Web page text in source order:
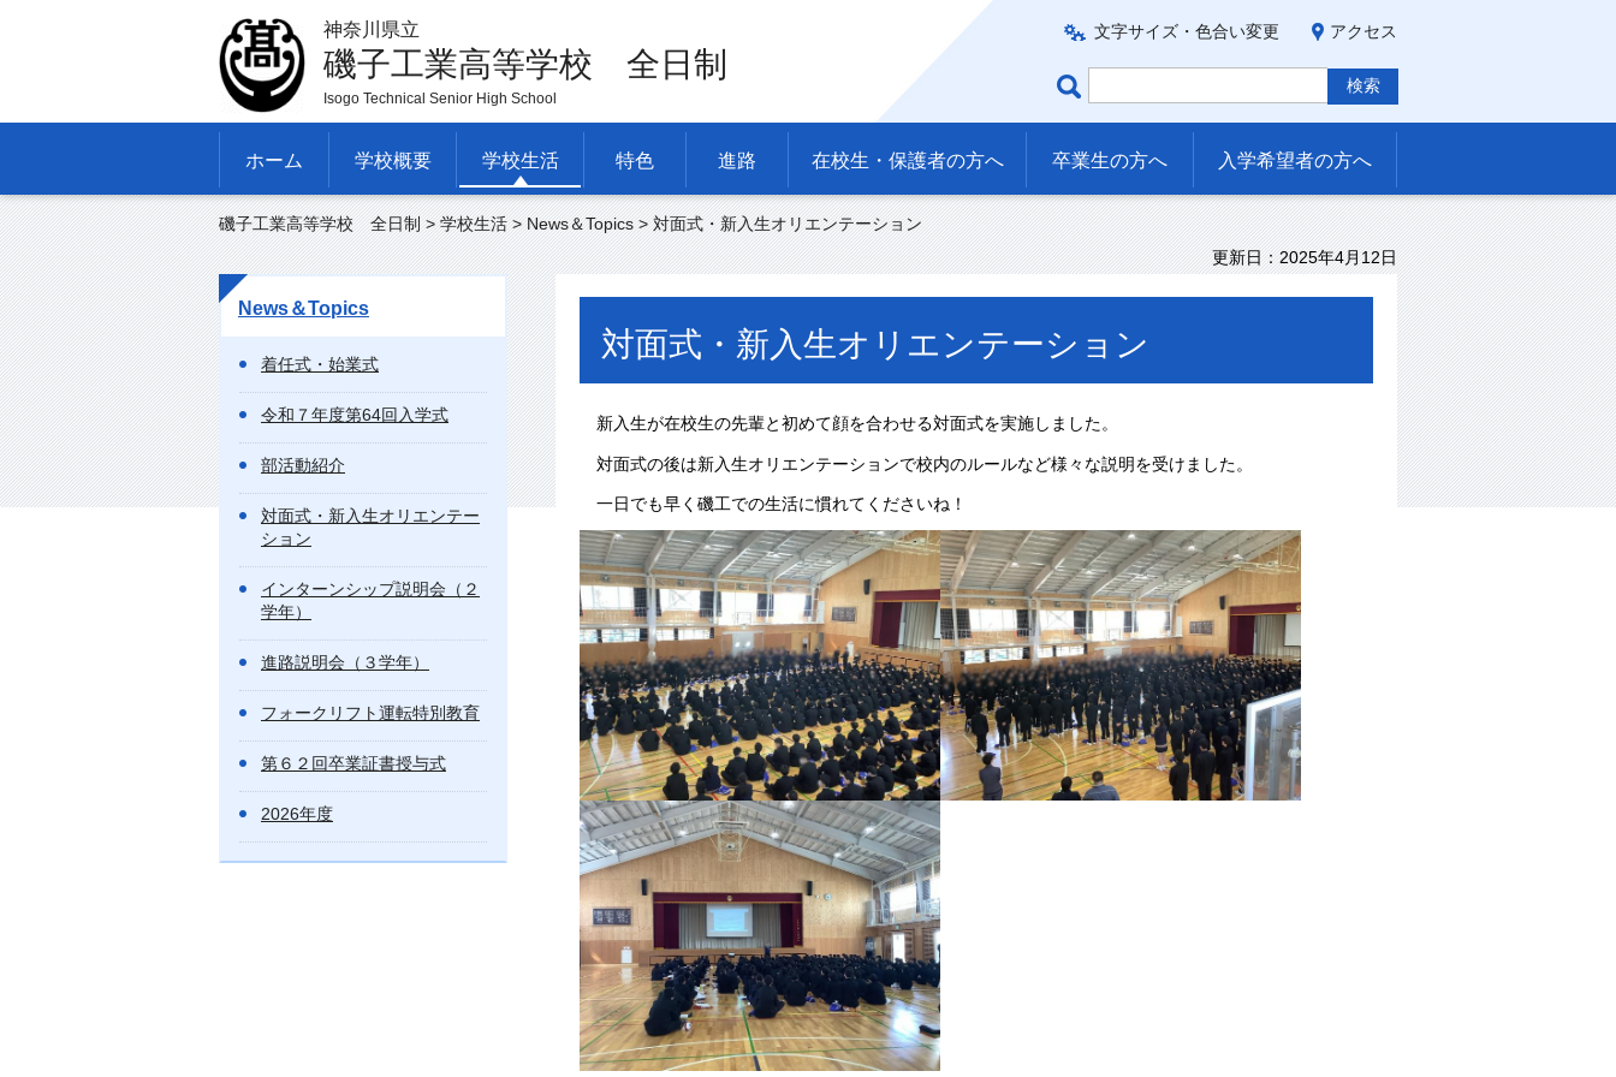
神奈川県立
磯子工業高等学校 全日制
Isogo Technical Senior High School
文字サイズ・色合い変更 アクセス
ホーム 学校概要 学校生活 特色 進路 在校生・保護者の方へ 卒業生の方へ 入学希望者の方へ
磯子工業高等学校 全日制>学校生活>News＆Topics> 対面式・新入生オリエンテーション
更新日：2025年4月12日
News＆Topics
着任式・始業式
令和７年度第64回入学式
部活動紹介
対面式・新入生オリエンテー
ション
インターンシップ説明会（２
学年）
進路説明会（３学年）
フォークリフト運転特別教育
第６２回卒業証書授与式
2026年度
対面式・新入生オリエンテーション
新入生が在校生の先輩と初めて顔を合わせる対面式を実施しました。
対面式の後は新入生オリエンテーションで校内のルールなど様々な説明を受けました。
一日でも早く磯工での生活に慣れてくださいね！